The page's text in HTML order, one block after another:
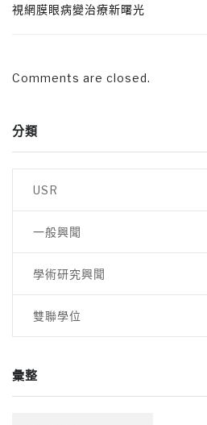
視網膜眼病變治療新曙光
Comments are closed.
分類
USR
一般興聞
學術研究興聞
雙聯學位
彙整